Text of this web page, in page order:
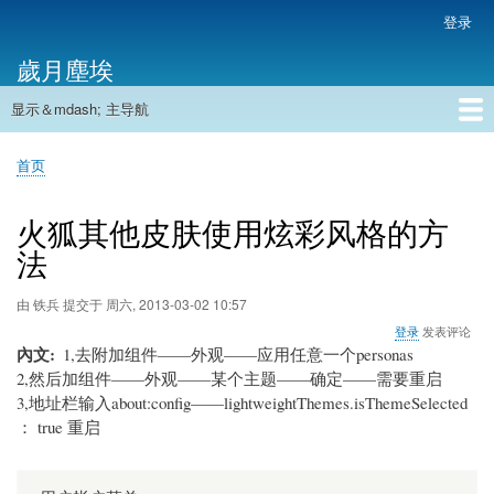
主
内
帐
户
菜
单
登录
歲月塵埃
主
航
显示＆mdash; 主导航
首页
面
屑
首页
火狐其他皮肤使用炫彩风格的方
法
由 铁兵提交于 周六, 2013-03-02 10:57
登录 发表评论
內文
1,去附加组件——外观——应用任意一个personas
2,然后加组件——外观——某个主题——确定——需要重启
3,地址栏输入about:config——lightweightThemes.isThemeSelected
： true 重启